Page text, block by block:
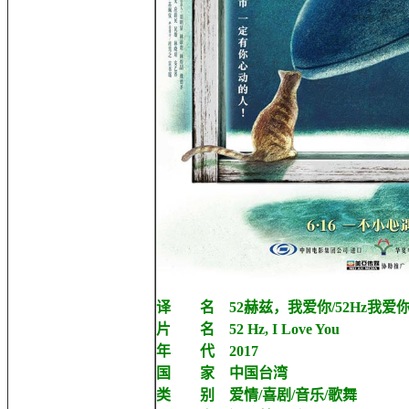
译 名 52赫兹，我爱你/52Hz我爱
片 名 52 Hz, I Love You
年 代 2017
国 家 中国台湾
类 别 爱情/喜剧/音乐/歌舞